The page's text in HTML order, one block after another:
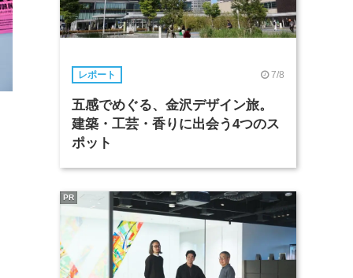
レポート 7/8
五感でめぐる、金沢デザイン旅。
建築・工芸・香りに出会う4つのス
ポット
PR